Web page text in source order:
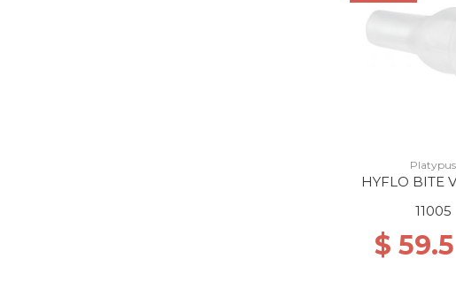
Platypus
HYFLO BITE
11005
$